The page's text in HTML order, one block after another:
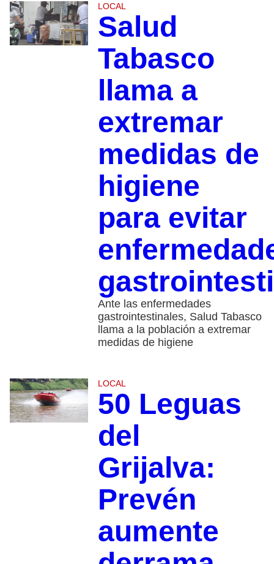
LOCAL
Salud
Tabasco
llama a
extremar
medidas de
higiene
para evitar
Ante las enfermedades
gastrointestinales, Salud Tabasco
llama a la población a extremar
medidas de higiene
LOCAL
50 Leguas
del
Grijalva:
Prevén
aumente